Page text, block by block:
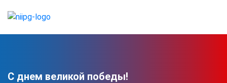
С днем великой победы!